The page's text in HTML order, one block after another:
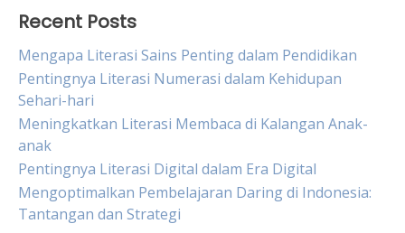
Recent Posts
Mengapa Literasi Sains Penting dalam Pendidikan
Pentingnya Literasi Numerasi dalam Kehidupan
Sehari-hari
Meningkatkan Literasi Membaca di Kalangan Anak-
anak
Pentingnya Literasi Digital dalam Era Digital
Mengoptimalkan Pembelajaran Daring di Indonesia:
Tantangan dan Strategi